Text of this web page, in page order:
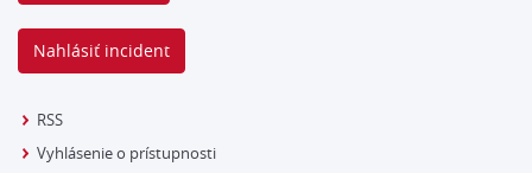
Nahlásiť incident
RSS
Vyhlásenie o prístupnosti